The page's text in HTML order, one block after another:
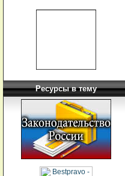
Ресурсы в тему